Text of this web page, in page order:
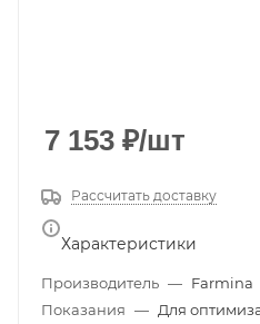
7 153 ₽/шт
Рассчитать доставку
Характеристики
Производитель — Farmina
Показания — Для